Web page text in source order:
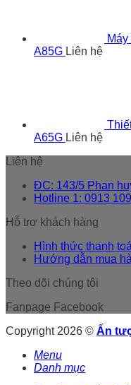
A85G Liên hệ
A65G Liên hệ
Liên hệ
ĐC: 143/5 Phan
Hotline 1: 0913
Hỗ trợ khách hàng
Hình thức thanh
Hướng dẫn mua
Theo dõi chúng tôi
Fanpage Facebook
Copyright 2026 © Ấn
Menu
Danh mục